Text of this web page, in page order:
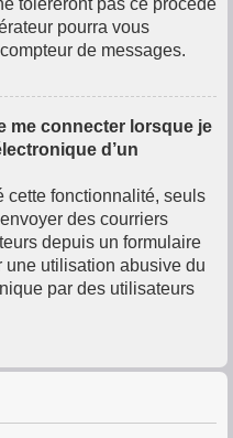
toléreront pas ce procédé
pourra vous
de messages.
me connecter lorsque je
d’un
cette fonctionnalité, seuls
des courriers
depuis un formulaire
une utilisation abusive du
par des utilisateurs